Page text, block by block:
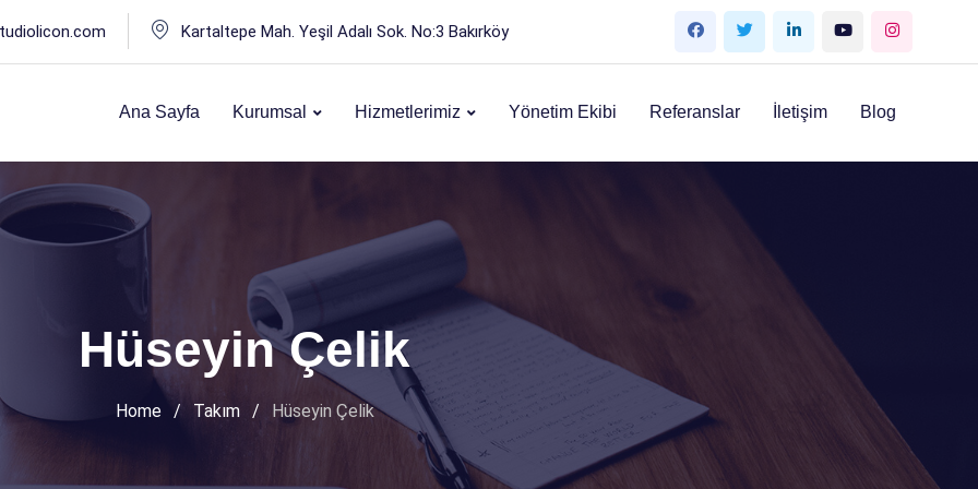
Kartaltepe Mah. Yeşil Adalı Sok. No:3 Bakırköy
Ana Sayfa Kurumsal Hizmetlerimiz Yönetim Ekibi Referanslar İletişim Blog
Hüseyin Çelik
Home / Takım / Hüseyin Çelik